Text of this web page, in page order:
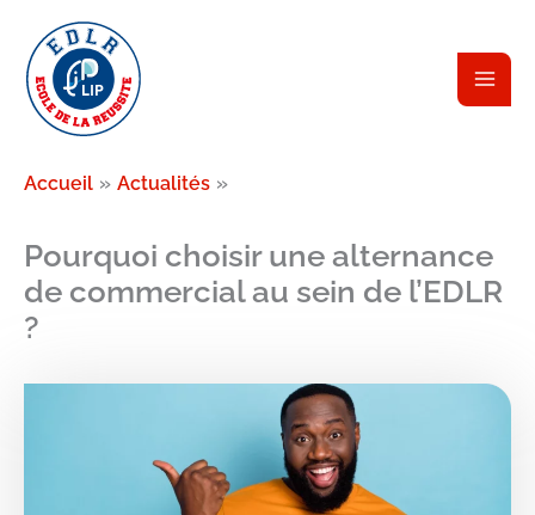
contenu
Accueil Actualités
Pourquoi choisir une alternance
de commercial au sein de l’EDLR
?